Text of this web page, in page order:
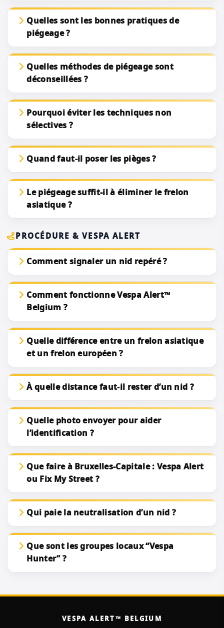
Quelles sont les bonnes pratiques de
piégeage ?
Quelles méthodes de piégeage sont
déconseillées ?
Pourquoi éviter les techniques non
sélectives ?
Quand faut-il poser les pièges ?
Le piégeage suffit-il à éliminer le frelon
asiatique ?
PROCÉDURE & VESPA ALERT
Comment signaler un nid repéré ?
Comment fonctionne Vespa Alert™
Belgium ?
Quelle différence entre un frelon asiatique
et un frelon européen ?
À quelle distance faut-il rester d’un nid ?
Quelle photo envoyer pour aider
l’identification ?
Que faire à Bruxelles-Capitale : Vespa Alert
ou Fix My Street ?
Qui paie la neutralisation d’un nid ?
Que sont les groupes locaux “Vespa
Hunter” ?
VESPA ALERT™ BELGIUM